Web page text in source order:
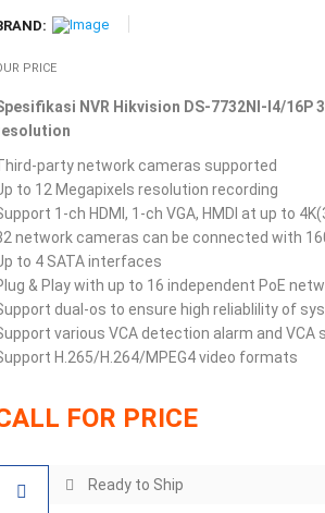
PRICE
NVR Hikvision DS-7732NI-I4/16P
party network cameras supported
to 12 Megapixels resolution recording
1-ch HDMI, 1-ch VGA, HMDI at up to
network cameras can be connected with
to 4 SATA interfaces
& Play with up to 16 independent PoE
dual-os to ensure high reliablility of
various VCA detection alarm and VCA
H.265/H.264/MPEG4 video formats
FOR PRICE
Ready to Ship